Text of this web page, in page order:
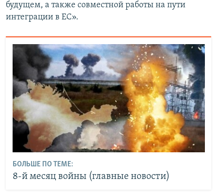
будущем, а также совместной работы на пути
интеграции в ЕС».
БОЛЬШЕ ПО ТЕМЕ:
8-й месяц войны (главные новости)